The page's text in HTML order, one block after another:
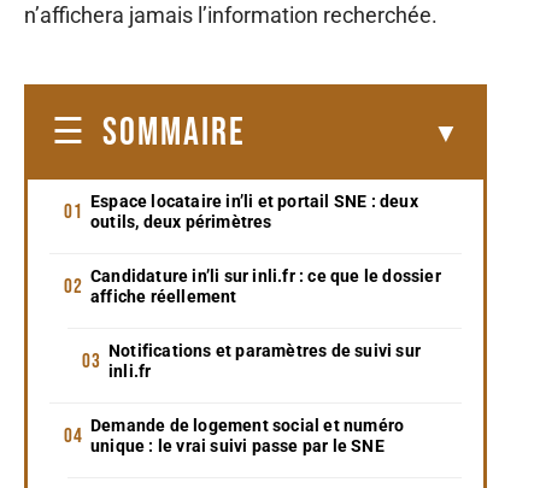
n’affichera jamais l’information recherchée.
SOMMAIRE
Espace locataire in’li et portail SNE : deux
outils, deux périmètres
Candidature in’li sur inli.fr : ce que le dossier
affiche réellement
Notifications et paramètres de suivi sur
inli.fr
Demande de logement social et numéro
unique : le vrai suivi passe par le SNE